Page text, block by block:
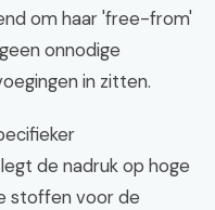
om haar 'free-from'
onnodige
in zitten.
de nadruk op hoge
stoffen voor de